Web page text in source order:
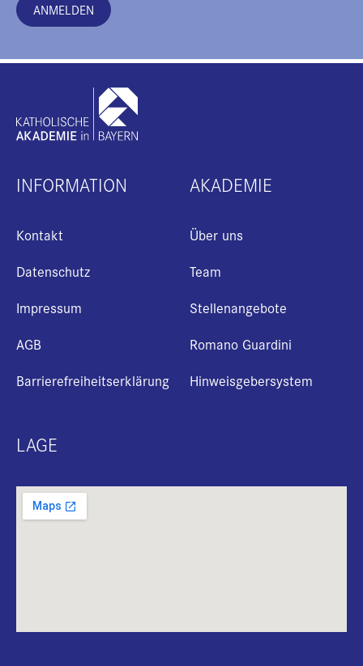
ANMELDEN
INFORMATION
Kontakt
Datenschutz
Impressum
AGB
Barrierefreiheitserklärung
AKADEMIE
Über uns
Team
Stellenangebote
Romano Guardini
Hinweisgebersystem
LAGE